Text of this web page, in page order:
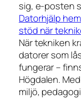
sig, e-posten
Datorhjälp
stöd när
När tekniken
datorer som
fungerar –
Högdalen.
miljö,